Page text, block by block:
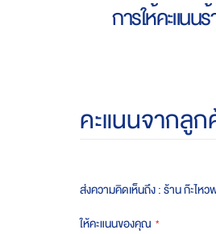
การให้คะแนน
คะแนนจากลูก
ส่งความคิดเห็นถึง : ร้าน ก๊ะไหว
ให้คะแนนของคุณ